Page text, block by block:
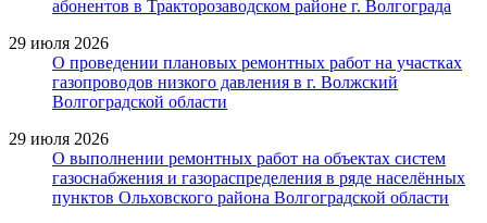
абонентов в Тракторозаводском районе г. Волгограда
29 июля 2026
О проведении плановых ремонтных работ на участках
газопроводов низкого давления в г. Волжский
Волгоградской области
29 июля 2026
О выполнении ремонтных работ на объектах систем
газоснабжения и газораспределения в ряде населённых
пунктов Ольховского района Волгоградской области